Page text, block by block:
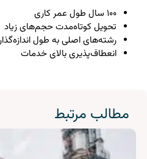
۱۰۰ سال طول عمر کاری
تحویل کوتاه‌مدت حجم‌های زیاد
رشته‌های اصلی به طول
انعطاف‌پذیری بالای خدمات
مطالب مرتبط